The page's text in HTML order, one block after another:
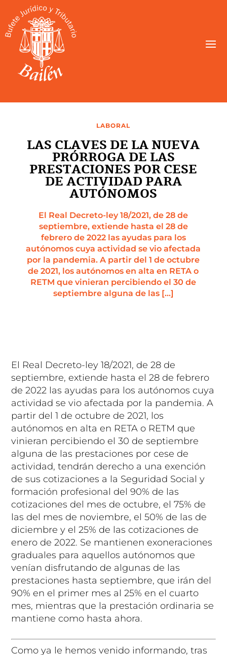
LABORAL
LAS CLAVES DE LA NUEVA
PRÓRROGA DE LAS
PRESTACIONES POR CESE
DE ACTIVIDAD PARA
AUTÓNOMOS
El Real Decreto-ley 18/2021, de 28 de
septiembre, extiende hasta el 28 de
febrero de 2022 las ayudas para los
autónomos cuya actividad se vio afectada
por la pandemia. A partir del 1 de octubre
de 2021, los autónomos en alta en RETA o
RETM que vinieran percibiendo el 30 de
septiembre alguna de las […]
El Real Decreto-ley 18/2021, de 28 de
septiembre, extiende hasta el 28 de febrero
de 2022 las ayudas para los autónomos cuya
actividad se vio afectada por la pandemia. A
partir del 1 de octubre de 2021, los
autónomos en alta en RETA o RETM que
vinieran percibiendo el 30 de septiembre
alguna de las prestaciones por cese de
actividad, tendrán derecho a una exención
de sus cotizaciones a la Seguridad Social y
formación profesional del 90% de las
cotizaciones del mes de octubre, el 75% de
las del mes de noviembre, el 50% de las de
diciembre y el 25% de las cotizaciones de
enero de 2022. Se mantienen exoneraciones
graduales para aquellos autónomos que
venían disfrutando de algunas de las
prestaciones hasta septiembre, que irán del
90% en el primer mes al 25% en el cuarto
mes, mientras que la prestación ordinaria se
mantiene como hasta ahora.
Como ya le hemos venido informando, tras